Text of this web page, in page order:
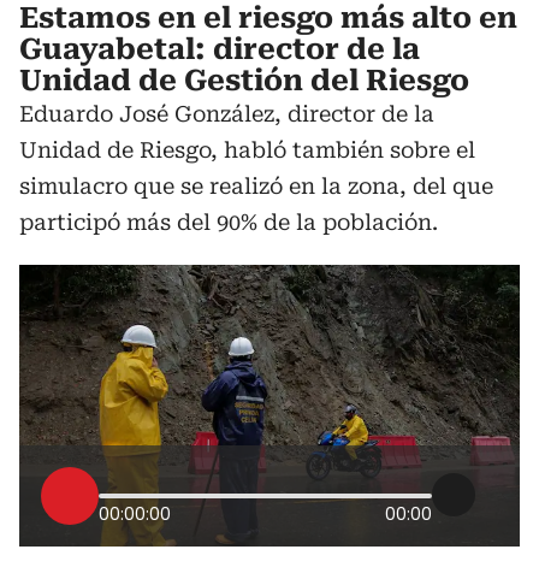
Estamos en el riesgo más alto en
Guayabetal: director de la
Unidad de Gestión del Riesgo
Eduardo José González, director de la
Unidad de Riesgo, habló también sobre el
simulacro que se realizó en la zona, del que
participó más del 90% de la población.
00:00:00 00:00